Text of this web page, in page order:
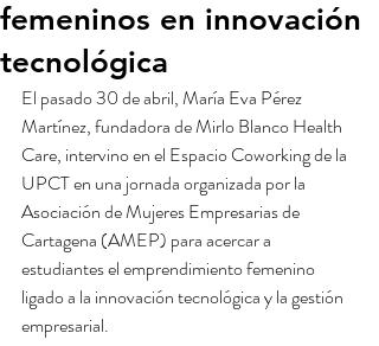
femeninos en innovación
tecnológica
El pasado 30 de abril, María Eva Pérez
Martínez, fundadora de Mirlo Blanco Health
Care, intervino en el Espacio Coworking de la
UPCT en una jornada organizada por la
Asociación de Mujeres Empresarias de
Cartagena (AMEP) para acercar a
estudiantes el emprendimiento femenino
ligado a la innovación tecnológica y la gestión
empresarial.